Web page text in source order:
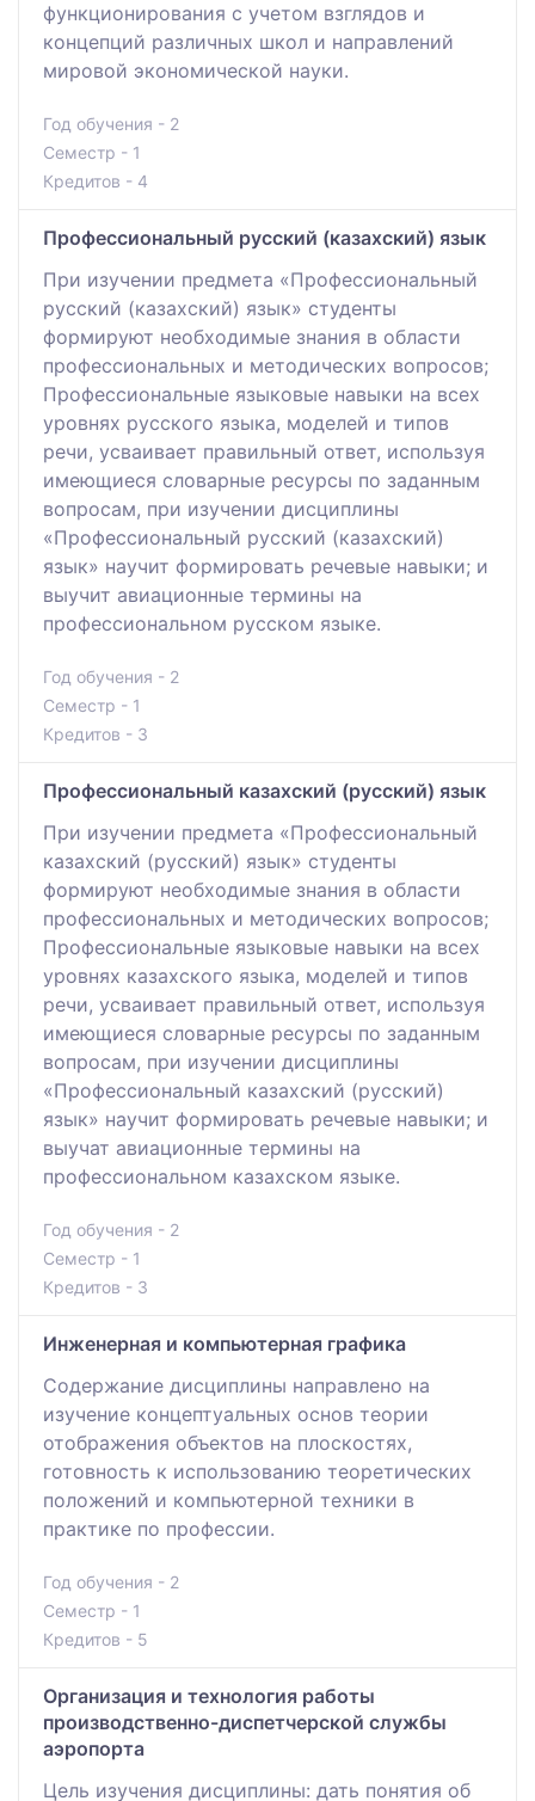
функционирования с учетом взглядов и
концепций различных школ и направлений
мировой экономической науки.
Год обучения - 2
Семестр - 1
Кредитов - 4
Профессиональный русский (казахский) язык
При изучении предмета «Профессиональный
русский (казахский) язык» студенты
формируют необходимые знания в области
профессиональных и методических вопросов;
Профессиональные языковые навыки на всех
уровнях русского языка, моделей и типов
речи, усваивает правильный ответ, используя
имеющиеся словарные ресурсы по заданным
вопросам, при изучении дисциплины
«Профессиональный русский (казахский)
язык» научит формировать речевые навыки; и
выучит авиационные термины на
профессиональном русском языке.
Год обучения - 2
Семестр - 1
Кредитов - 3
Профессиональный казахский (русский) язык
При изучении предмета «Профессиональный
казахский (русский) язык» студенты
формируют необходимые знания в области
профессиональных и методических вопросов;
Профессиональные языковые навыки на всех
уровнях казахского языка, моделей и типов
речи, усваивает правильный ответ, используя
имеющиеся словарные ресурсы по заданным
вопросам, при изучении дисциплины
«Профессиональный казахский (русский)
язык» научит формировать речевые навыки; и
выучат авиационные термины на
профессиональном казахском языке.
Год обучения - 2
Семестр - 1
Кредитов - 3
Инженерная и компьютерная графика
Содержание дисциплины направлено на
изучение концептуальных основ теории
отображения объектов на плоскостях,
готовность к использованию теоретических
положений и компьютерной техники в
практике по профессии.
Год обучения - 2
Семестр - 1
Кредитов - 5
Организация и технология работы
производственно-диспетчерской службы
аэропорта
Цель изучения дисциплины: дать понятия об